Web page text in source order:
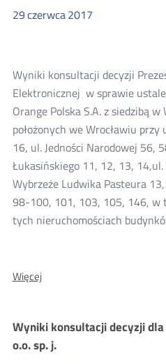
UPC
Polska
29czerwca2017
Wyniki konsultacji decyzji
Elektronicznej w sprawie
Orange Polska S.A. z siedzibą
położonych we Wrocławiu
16, ul. Jedności Narodowej 56,
Łukasińskiego 11, 12, 13,
Wybrzeże Ludwika Pasteura
98-100, 101, 103, 105, 146, w
tych nieruchomościach
WięcejO:
dla
Orange
Polska
Wyniki konsultacji decyzji
o.o. sp. j.